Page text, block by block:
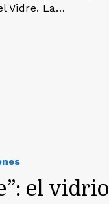
Vidre. La…
el vidrio